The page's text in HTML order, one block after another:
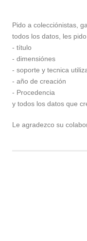
Pido a colecciónistas,
todos los datos, les
- título
- dimensiónes
- soporte y tecnica
- año de creación
- Procedencia
y todos los datos que
Le agradezco su